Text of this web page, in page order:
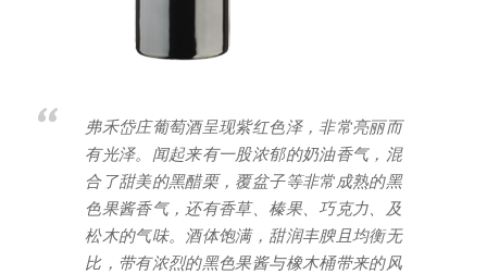
弗禾岱庄葡萄酒呈现紫红色泽，非常亮丽而
有光泽。闻起来有一股浓郁的奶油香气，混
合了甜美的黑醋栗，覆盆子等非常成熟的黑
色果酱香气，还有香草、榛果、巧克力、及
松木的气味。酒体饱满，甜润丰腴且均衡无
比，带有浓烈的黑色果酱与橡木桶带来的风